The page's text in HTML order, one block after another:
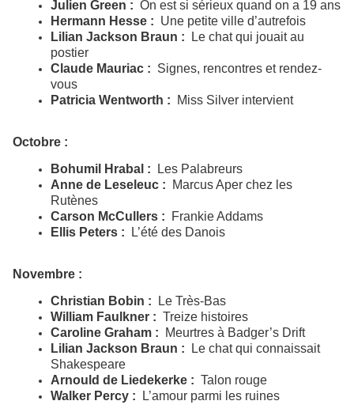
Julien Green : On est si sérieux quand on a 19 ans
Hermann Hesse : Une petite ville d’autrefois
Lilian Jackson Braun : Le chat qui jouait au
postier
Claude Mauriac : Signes, rencontres et rendez-
vous
Patricia Wentworth : Miss Silver intervient
Octobre :
Bohumil Hrabal :
Les Palabreurs
Anne de Leseleuc : Marcus Aper chez les
Rutènes
Carson McCullers : Frankie Addams
Ellis Peters : L’été des Danois
Novembre :
Christian Bobin :
Le Très-Bas
William Faulkner : Treize histoires
Caroline Graham : Meurtres à Badger’s Drift
Lilian Jackson Braun : Le chat qui connaissait
Shakespeare
Arnould de Liedekerke : Talon rouge
Walker Percy : L’amour parmi les ruines